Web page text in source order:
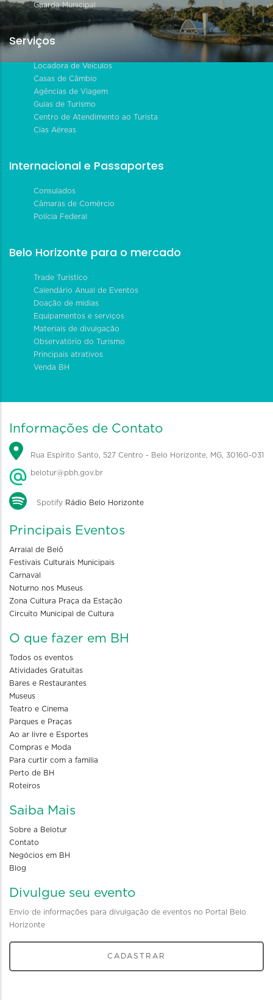
Guarda Municipal
Serviços
Locadora de Veículos
Casas de Câmbio
Agências de Viagem
Guias de Turismo
Centro de Atendimento ao Turista
Cias Aéreas
Internacional e Passaportes
Consulados
Câmaras de Comércio
Polícia Federal
Belo Horizonte para o mercado
Trade Turístico
Calendário Anual de Eventos
Doação de mídias
Equipamentos e serviços
Materiais de divulgação
Observatório do Turismo
Principais atrativos
Venda BH
Informações de Contato
Rua Espírito Santo, 527 Centro - Belo Horizonte, MG, 30160-031
belotur@pbh.gov.br
Spotify Rádio Belo Horizonte
Principais Eventos
Arraial de Belô
Festivais Culturais Municipais
Carnaval
Noturno nos Museus
Zona Cultura Praça da Estação
Circuito Municipal de Cultura
O que fazer em BH
Todos os eventos
Atividades Gratuitas
Bares e Restaurantes
Museus
Teatro e Cinema
Parques e Praças
Ao ar livre e Esportes
Compras e Moda
Para curtir com a familia
Perto de BH
Roteiros
Saiba Mais
Sobre a Belotur
Contato
Negócios em BH
Blog
Divulgue seu evento
Envio de informações para divulgação de eventos no Portal Belo
Horizonte
CADASTRAR